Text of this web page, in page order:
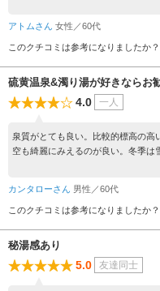
アトムさん 女性／60代
このクチコミは参考になりましたか？
硫黄温泉&濁り湯が好きならお
4.0 一人
泉質がとても良い。比較的標高の高
空も綺麗にみえるのが良い。冬季は
カンタローさん 男性／60代
このクチコミは参考になりましたか？
秘湯感あり
5.0 友達同士